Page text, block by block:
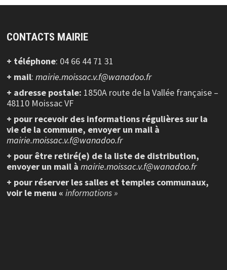
CONTACTS MAIRIE
+ téléphone: 04 66 44 71 31
+ mail: mairie.moissac.v.f@wanadoo.fr
+ adresse postale: 1850A route de la Vallée française –
48110 Moissac VF
+ pour recevoir des informations régulières sur la
vie de la commune, envoyer un mail à
mairie.moissac.v.f@wanadoo.fr
+ pour être retiré(e) de la liste de distribution,
envoyer un mail à mairie.moissac.v.f@wanadoo.fr
+ pour réserver les salles et temples communaux,
voir le menu « informations »